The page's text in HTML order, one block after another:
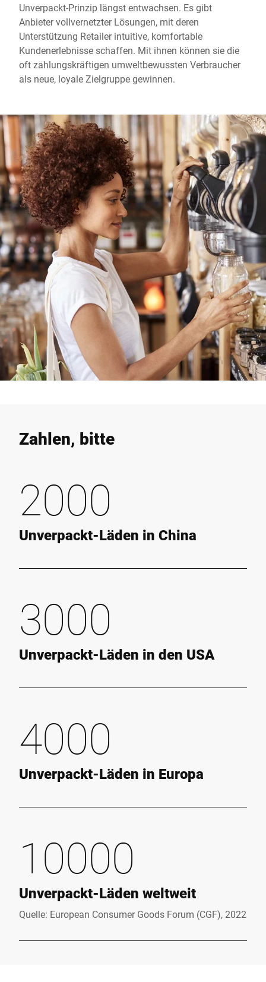
Unverpackt-Prinzip längst entwachsen. Es gibt
Anbieter vollvernetzter Lösungen, mit deren
Unterstützung Retailer intuitive, komfortable
Kundenerlebnisse schaffen. Mit ihnen können sie die
oft zahlungskräftigen umweltbewussten Verbraucher
als neue, loyale Zielgruppe gewinnen.
Zahlen, bitte
2000
Unverpackt-Läden in China
3000
Unverpackt-Läden in den USA
4000
Unverpackt-Läden in Europa
10000
Unverpackt-Läden weltweit
Quelle: European Consumer Goods Forum (CGF), 2022